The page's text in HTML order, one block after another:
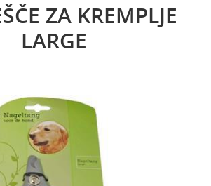
ZA KREMPLJE
LARGE